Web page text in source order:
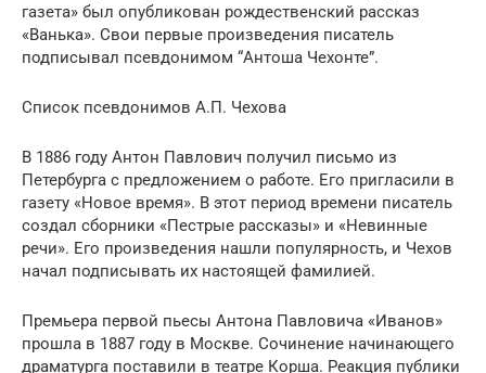
газета» был опубликован рождественский рассказ
«Ванька». Свои первые произведения писатель
подписывал псевдонимом “Антоша Чехонте”.
Список псевдонимов А.П. Чехова
В 1886 году Антон Павлович получил письмо из
Петербурга с предложением о работе. Его пригласили в
газету «Новое время». В этот период времени писатель
создал сборники «Пестрые рассказы» и «Невинные
речи». Его произведения нашли популярность, и Чехов
начал подписывать их настоящей фамилией.
Премьера первой пьесы Антона Павловича «Иванов»
прошла в 1887 году в Москве. Сочинение начинающего
драматурга поставили в театре Корша. Реакция публики